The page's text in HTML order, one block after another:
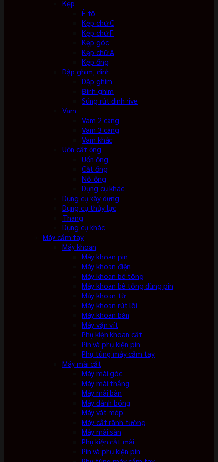
Kẹp
Ê tô
Kẹp chữ C
Kẹp chữ F
Kẹp góc
Kẹp chữ A
Kẹp ống
Dập ghim, đinh
Dập ghim
Đinh ghim
Súng rút đinh rive
Vam
Vam 2 càng
Vam 3 càng
Vam khác
Uốn cắt ống
Uốn ống
Cắt ống
Nối ống
Dụng cụ khác
Dụng cụ xây dựng
Dụng cụ thủy lực
Thang
Dụng cụ khác
Máy cầm tay
Máy khoan
Máy khoan pin
Máy khoan điện
Máy khoan bê tông
Máy khoan bê tông dùng pin
Máy khoan từ
Máy khoan rút lõi
Máy khoan bàn
Máy vặn vít
Phụ kiện khoan cắt
Pin và phụ kiện pin
Phụ tùng máy cầm tay
Máy mài cắt
Máy mài góc
Máy mài thẳng
Máy mài bàn
Máy đánh bóng
Máy vát mép
Máy cắt rãnh tường
Máy mài sàn
Phụ kiện cắt mài
Pin và phụ kiện pin